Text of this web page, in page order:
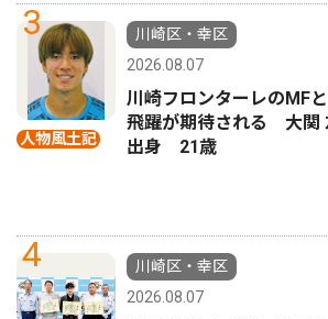
3
人物風土記
川崎区・幸区
2026.08.07
川崎フロンターレのMF
飛躍が期待される 大
出身 21歳
4
川崎区・幸区
2026.08.07